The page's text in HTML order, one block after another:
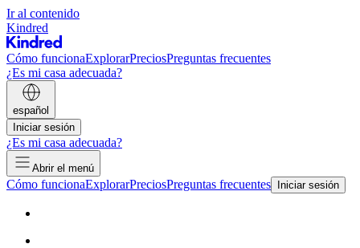
Ir al contenido
Kindred
Cómo funcionaExplorarPreciosPreguntas frecuentes
¿Es mi casa adecuada?
español
Iniciar sesión
¿Es mi casa adecuada?
Abrir el menú
Cómo funcionaExplorarPreciosPreguntas frecuentes Iniciar sesión